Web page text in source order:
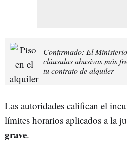
Confirmado: El
cláusulas abusivas más
tu contrato de alquiler
Las autoridades califican el
límites horarios aplicados a la
grave.